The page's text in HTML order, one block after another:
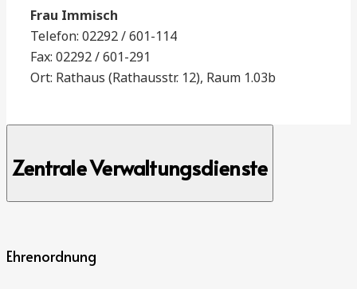
Frau Immisch
Telefon: 02292 / 601-114
Fax: 02292 / 601-291
Ort: Rathaus (Rathausstr. 12), Raum 1.03b
Zentrale Verwaltungsdienste
Ehrenordnung